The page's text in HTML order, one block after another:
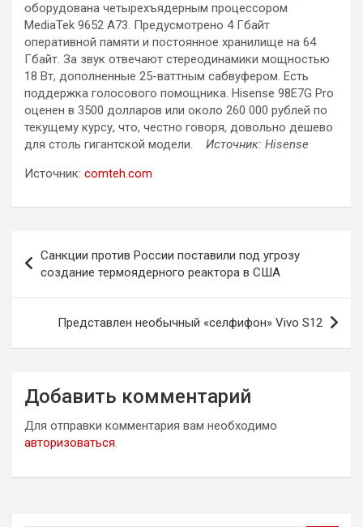
оборудована четырехъядерным процессором
MediaTek 9652 A73. Предусмотрено 4 Гбайт
оперативной памяти и постоянное хранилище на 64
Гбайт. За звук отвечают стереодинамики мощностью
18 Вт, дополненные 25-ваттным сабвуфером. Есть
поддержка голосового помощника. Hisense 98E7G Pro
оценен в 3500 долларов или около 260 000 рублей по
текущему курсу, что, честно говоря, довольно дешево
для столь гигантской модели. Источник: Hisense
Источник: comteh.com
по
записям
Санкции против России поставили под угрозу
создание термоядерного реактора в США
Представлен необычный «селфифон» Vivo S12
Добавить комментарий
Для отправки комментария вам необходимо
авторизоваться.